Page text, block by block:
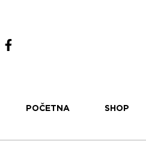
POČETNA SHOP